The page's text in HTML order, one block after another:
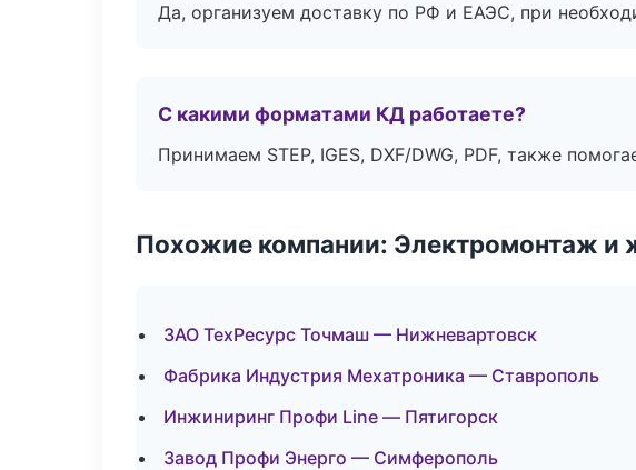
Да, организуем доставку по РФ и ЕАЭС, при
С какими форматами КД работаете?
Принимаем STEP, IGES, DXF/DWG, PDF, также
Похожие компании: Электромонтаж и
ЗАО ТехРесурс Точмаш — Нижневартовск
Фабрика Индустрия Мехатроника — Ставрополь
Инжиниринг Профи Line — Пятигорск
Завод Профи Энерго — Симферополь